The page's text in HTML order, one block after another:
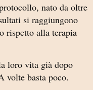
nato da oltre
si raggiungono
rispetto alla terapia
loro vita già dopo
volte basta poco.